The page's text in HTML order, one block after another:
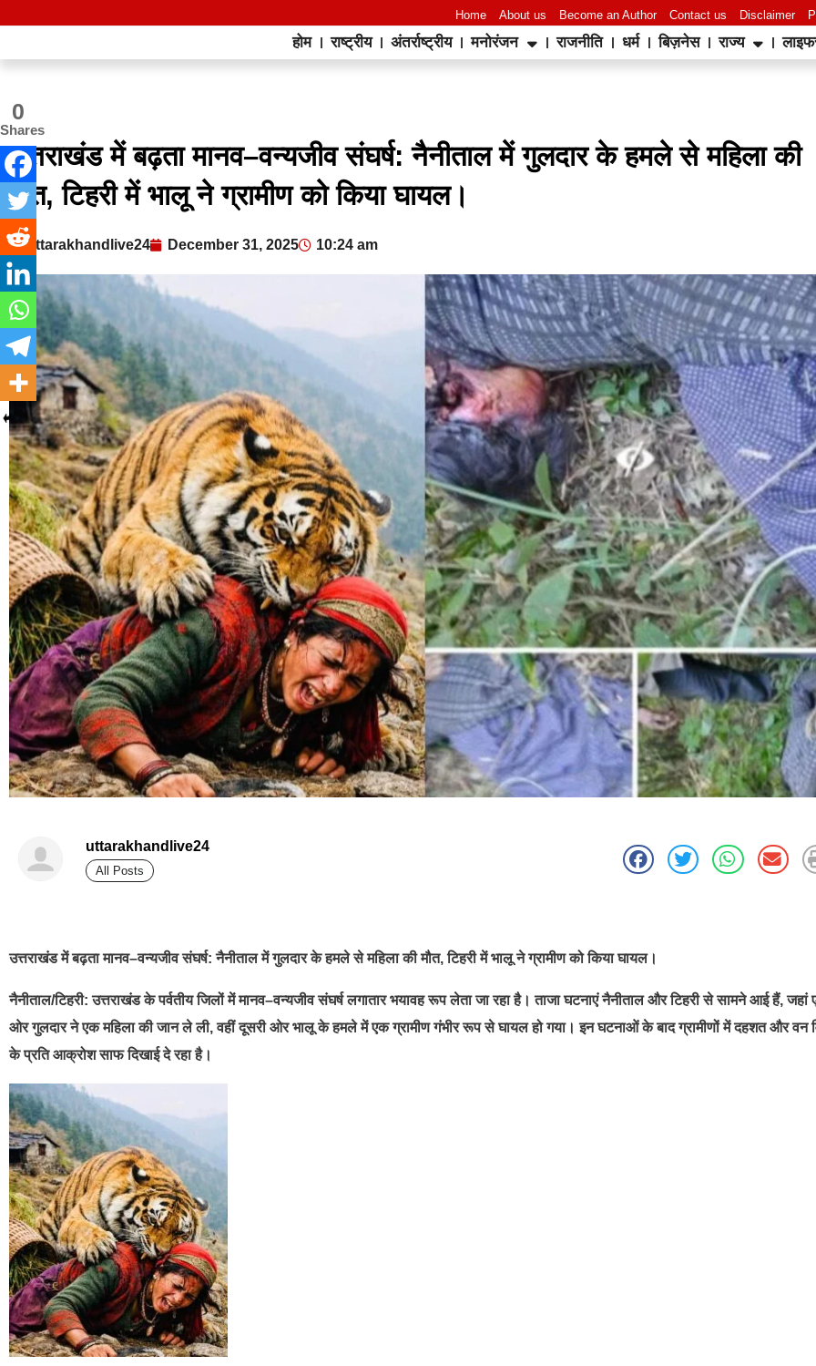
Home About us Become an Author Contact us Disclaimer
होम राष्ट्रीय अंतर्राष्ट्रीय मनोरंजन राजनीति धर्म बिज़नेस राज्य
उत्तराखंड में बढ़ता मानव–वन्यजीव संघर्ष: नैनीताल में गुलदार के हमले से महिला की
मौत, टिहरी में भालू ने ग्रामीण को किया घायल।
uttarakhandlive24 December 31, 2025 10:24 am
uttarakhandlive24
All Posts
उत्तराखंड में बढ़ता मानव–वन्यजीव संघर्ष: नैनीताल में गुलदार के हमले से महिला की मौत, टिहरी में भालू ने ग्रामीण को किया घायल।
नैनीताल/टिहरी: उत्तराखंड के पर्वतीय जिलों में मानव–वन्यजीव संघर्ष लगातार भयावह रूप लेता जा रहा है। ताजा घटनाएं नैनीताल और टिहरी से सामने आई हैं, जहां
ओर गुलदार ने एक महिला की जान ले ली, वहीं दूसरी ओर भालू के हमले में एक ग्रामीण गंभीर रूप से घायल हो गया। इन घटनाओं के बाद ग्रामीणों में दहशत और वन
के प्रति आक्रोश साफ दिखाई दे रहा है।
0
Shares